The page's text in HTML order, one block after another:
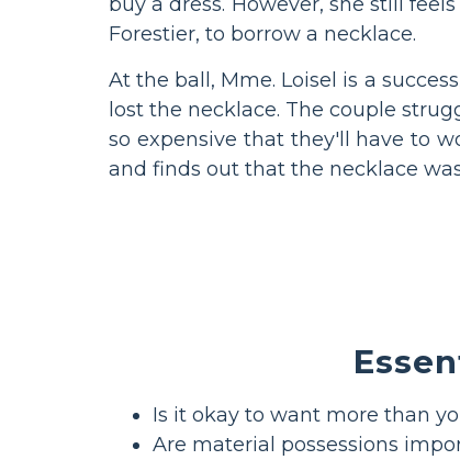
Forestier, to borrow a necklace.
At the ball, Mme. Loisel is a
lost the necklace. The couple
so expensive that they'll have to
and finds out that the necklace
Is it okay to want more than
Are material possessions